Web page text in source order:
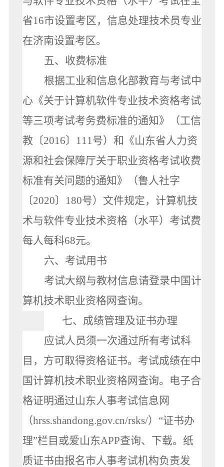
省16市设置考区，信息处理技术员专业
在济南设置考区。
五、收费标准
根据工业和信息化部教育与考试中
心《关于计算机软件专业技术资格考试
等三项考试考务费标准的通知》（工信
教〔2016〕111号）和《山东省人力资
源和社会保障厅关于职业资格考试收费
标准有关问题的通知》（鲁人社字
〔2020〕180号）文件规定，计算机技
术与软件专业技术资格（水平）考试费
每人每科68元。
六、考试用书
考试大纲与教材信息请登录中国计
算机技术职业资格网查询。
七、成绩管理及证书办理
应试人员须一次通过所有考试科
目，方可取得资格证书。考试成绩在中
国计算机技术职业资格网查询。电子合
格证明通过山东人事考试信息网
（hrss.shandong.gov.cn/rsks/）“证书办
理”栏目或爱山东APP查询、下载。纸
质证书由报名市人事考试机构负责发